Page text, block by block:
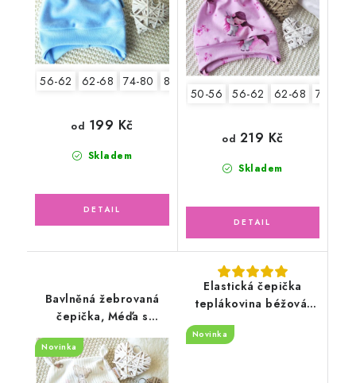
56-62 62-68 74-80 80-86
Skladem
od 199 Kč
50-56 56-62 62-68 74-80
Skladem
od 219 Kč
Bavlněná žebrovaná
čepička, Méďa s
růžovou
Novinka
Elastická čepička
teplákovina béžová,
Novinka